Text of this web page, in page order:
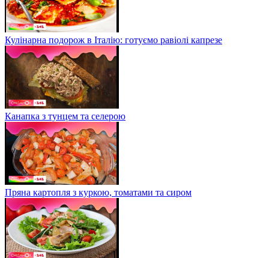
Кулінарна подорож в Італію: готуємо равіолі капрезе
Канапка з тунцем та селерою
Пряна картопля з куркою, томатами та сиром